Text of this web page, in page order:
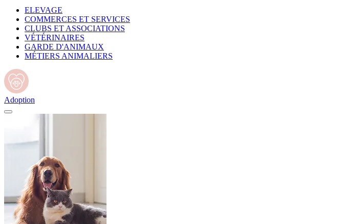
ELEVAGE
COMMERCES ET SERVICES
CLUBS ET ASSOCIATIONS
VÉTÉRINAIRES
GARDE D'ANIMAUX
MÉTIERS ANIMALIERS
Adoption